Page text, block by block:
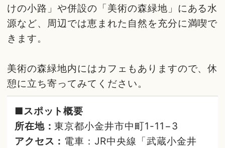
けの小路」や併設の「美術の森緑地」にある水
源など、周辺では恵まれた自然を充分に満喫で
きます。
美術の森緑地内にはカフェもありますので、休
憩に立ち寄ってみてください。
■スポット概要
所在地：東京都小金井市中町1-11−3
アクセス： 電車：JR中央線「武蔵小金井